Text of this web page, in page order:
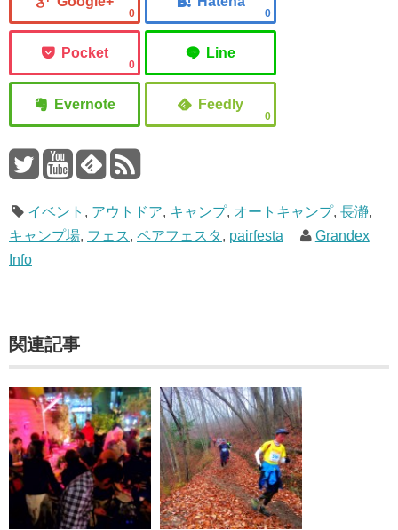
0 0
0
0
イベント , アウトドア, キャンプ, オートキャンプ, 長瀞,
キャンプ場, フェス, ペアフェスタ, pairfesta
Grandex
Info
関連記事